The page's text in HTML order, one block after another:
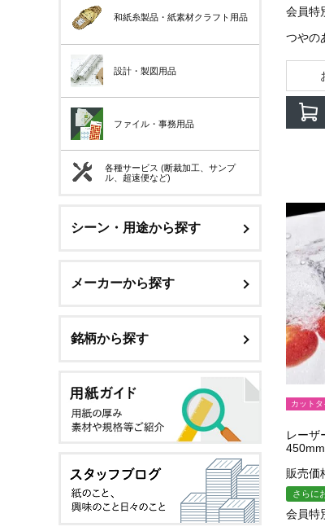
和紙糸製品・紙素材クラフト用品
設計・製図用品
ファイル・事務用品
各種サービス (断裁加工、サンプ
ル、超速便など)
シーン・用途から探す
メーカーから探す
銘柄から探す
会員特
つやの
カット
レーザ
販売価
さらに
会員特